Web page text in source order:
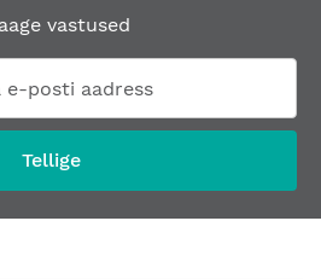
vastused
Tellige